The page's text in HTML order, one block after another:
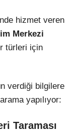
hizmet veren
Merkezi
türleri için
verdiği bilgilere
yapılıyor:
Taraması